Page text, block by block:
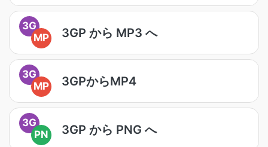
3G
MP
3GP から MP3 へ
3G
MP
3GPからMP4
3G
PN
3GP から PNG へ